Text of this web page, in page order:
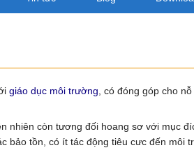
giáo dục môi trường , có đóng góp cho
nhiên còn tương đối hoang sơ với mục
bảo tồn, có ít tác động tiêu cưc đến môi